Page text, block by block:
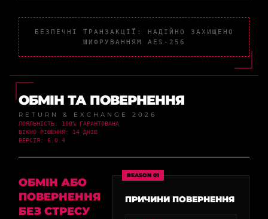
БЕЗПЕЧНІ ТРАНЗАКЦІЇ: НАДІЙНО ЗАХИЩЕНО
ШИФРУВАННЯМ AES-256
ОБМІН ТА ПОВЕРНЕННЯ
RETURN & EXCHANGE 2026
ЛОЯЛЬНІСТЬ: 100% ГАРАНТОВАНА
ВІКНО РІШЕННЯ: 14 ДНІВ
ВЕРСІЯ: 6.0.4
ОБМІН АБО
ПОВЕРНЕННЯ
БЕЗ СТРЕСУ
REASON 01
ПРИЧИНИ ПОВЕРНЕННЯ